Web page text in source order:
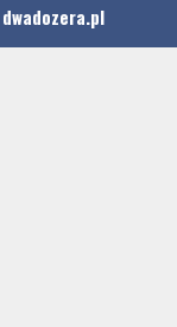
dwadozera.pl